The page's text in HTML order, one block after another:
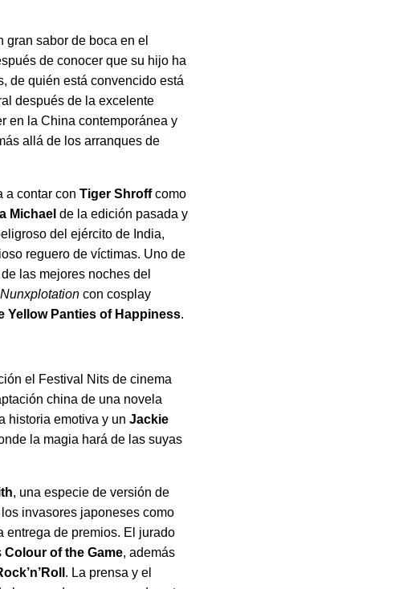
sabor de boca en el
de conocer que su hijo ha
de quién está convencido está
después de la excelente
en la China contemporánea y
allá de los arranques de
a contar conTiger Shroffcomo
Michael de la edición pasada y
del ejército de India,
reguero de víctimas. Uno de
las mejores noches del
Nunxplotation con cosplay
Yellow Panties of Happiness.
el Festival Nits de cinema
china de una novela
historia emotiva y unJackie
la magia hará de las suyas
, una especie de versión de
invasores japoneses como
entrega de premios. El jurado
Colour of the Game, además
. La prensa y el